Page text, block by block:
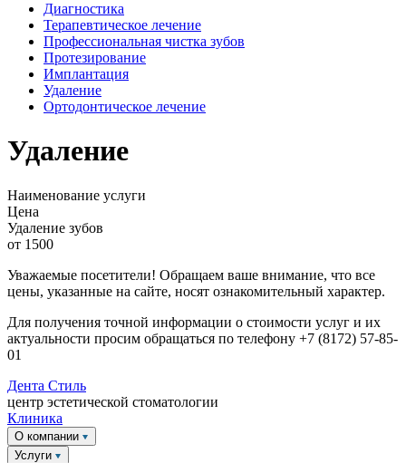
Диагностика
Терапевтическое лечение
Профессиональная чистка зубов
Протезирование
Имплантация
Удаление
Ортодонтическое лечение
Удаление
Наименование услуги
Цена
Удаление зубов
от 1500
Уважаемые посетители! Обращаем ваше внимание, что все
цены, указанные на сайте, носят ознакомительный характер.
Для получения точной информации о стоимости услуг и их
актуальности просим обращаться по телефону +7 (8172) 57-85-
01
Дента Стиль
центр эстетической стоматологии
Клиника
О компании
Услуги